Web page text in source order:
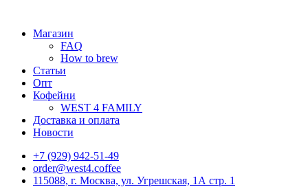
Магазин
FAQ
How to brew
Статьи
Опт
Кофейни
WEST 4 FAMILY
Доставка и оплата
Новости
+7 (929) 942-51-49
order@west4.coffee
115088, г. Москва, ул. Угрешская, 1А стр. 1